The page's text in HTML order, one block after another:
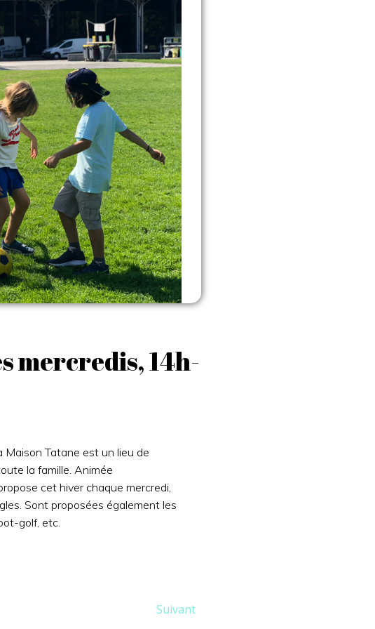
mercredis, 14h-
Maison Tatane est un lieu de
la famille. Animée
cet hiver chaque mercredi,
Sont proposées également les
golf, etc.
Suivant